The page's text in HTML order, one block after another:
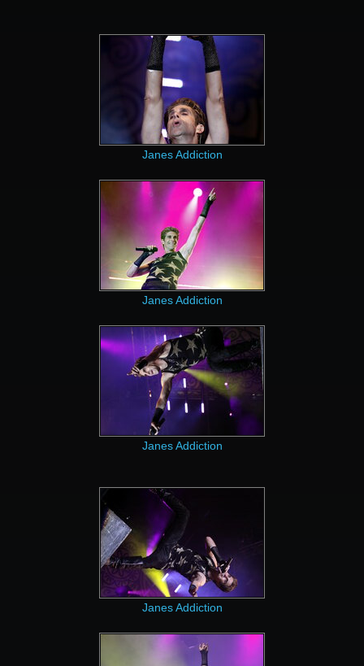
Janes Addiction
Janes Addiction
Janes Addiction
Janes Addiction